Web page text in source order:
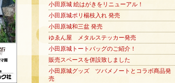
小田原城 絵はがきをリニューアル！
小田原城ポリ楊枝入れ 発売
小田原城和三盆 発売
ゆゑん屋 メタルステッカー発売
小田原城トートバッグのご紹介！
販売スペースを併設致しました
小田原城グッズ ツバメノートとコラボ商品発
売